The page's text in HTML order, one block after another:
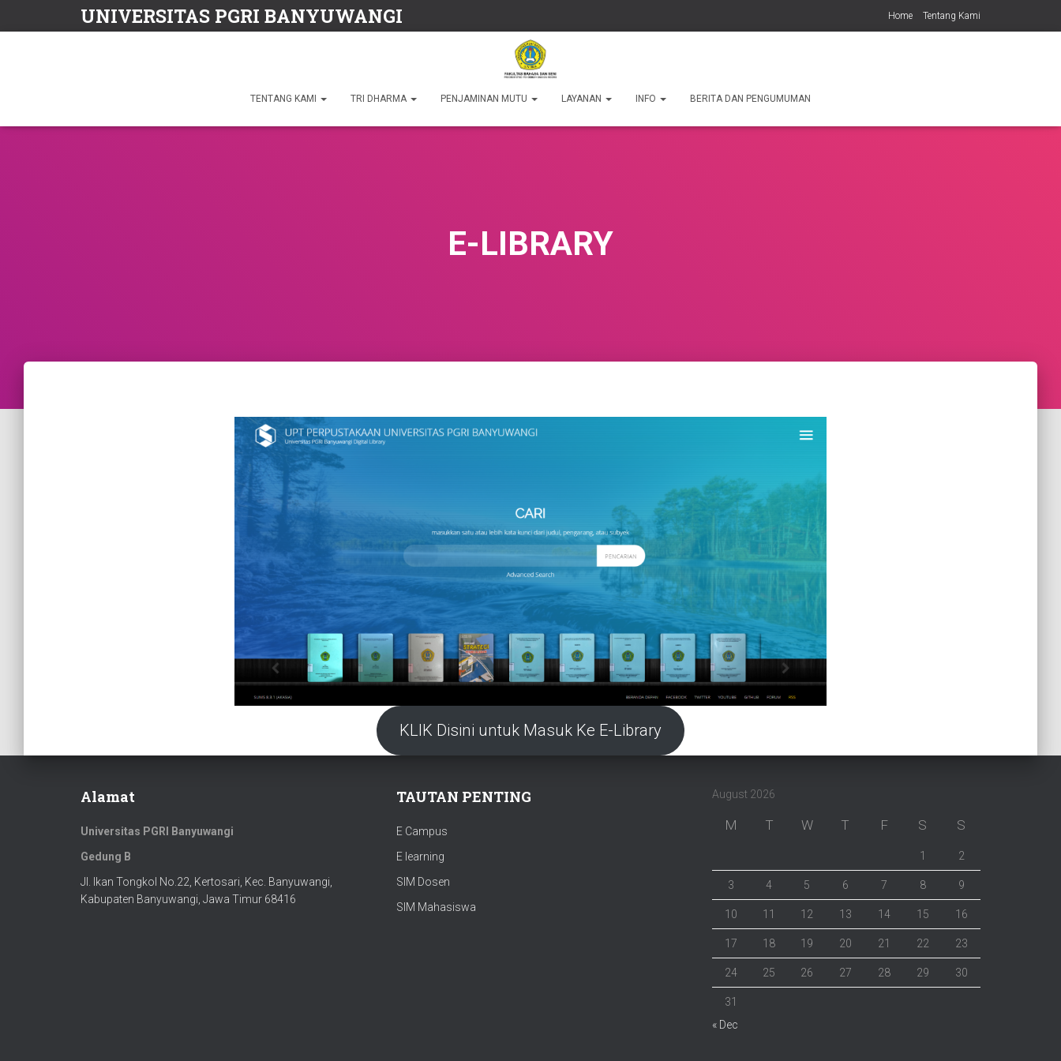
UNIVERSITAS PGRI BANYUWANGI Home Tentang Kami
TENTANG KAMI TRI DHARMA PENJAMINAN MUTU LAYANAN INFO BERITA DAN PENGUMUMAN
E-LIBRARY
KLIK Disini untuk Masuk Ke E-Library
Alamat
Universitas PGRI Banyuwangi
Gedung B
Jl. Ikan Tongkol No.22, Kertosari, Kec. Banyuwangi,
Kabupaten Banyuwangi, Jawa Timur 68416
TAUTAN PENTING
E Campus
E learning
SIM Dosen
SIM Mahasiswa
August 2026
M T W T F S S
1 2
3 4 5 6 7 8 9
10 11 12 13 14 15 16
17 18 19 20 21 22 23
24 25 26 27 28 29 30
31
« Dec